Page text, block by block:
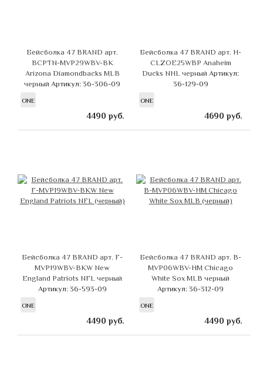
Бейсболка 47 BRAND арт.
BCPTN-MVP29WBV-BK
Arizona Diamondbacks MLB
черныйАртикул: 36-306-09
ONE
4490 руб.
Бейсболка 47 BRAND арт. H-
CLZOE25WBP Anaheim
Ducks NHL черныйАртикул:
36-129-09
ONE
4690 руб.
Бейсболка 47 BRAND арт. F-
MVP19WBV-BKW New
England Patriots NFL черный
Артикул: 36-593-09
ONE
4490 руб.
Бейсболка 47 BRAND арт. B-
MVP06WBV-HM Chicago
White Sox MLB черный
Артикул: 36-312-09
ONE
4490 руб.